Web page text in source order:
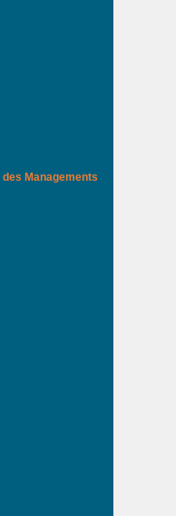
Managements